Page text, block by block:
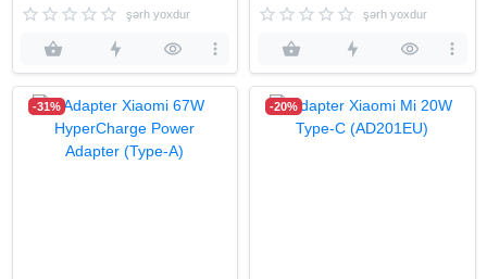
şərh yoxdur şərh yoxdur
-31% -20%